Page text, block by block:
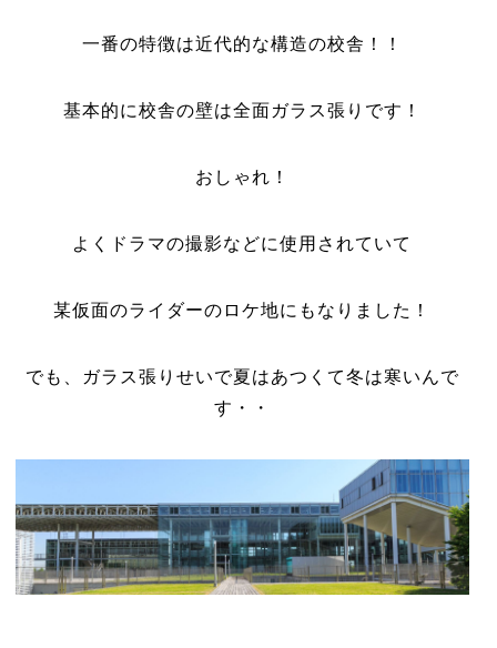
一番の特徴は近代的な構造の校舎！！
基本的に校舎の壁は全面ガラス張りです！
おしゃれ！
よくドラマの撮影などに使用されていて
某仮面のライダーのロケ地にもなりました！
でも、ガラス張りせいで夏はあつくて冬は寒いんで
す・・